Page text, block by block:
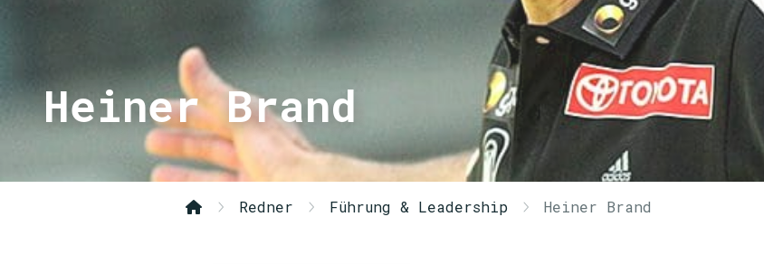
Heiner Brand
Redner Führung & Leadership Heiner Brand